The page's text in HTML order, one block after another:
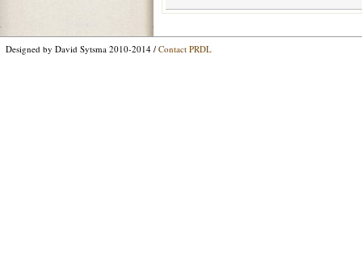
Designed by David Sytsma 2010-2014 / Contact PRDL